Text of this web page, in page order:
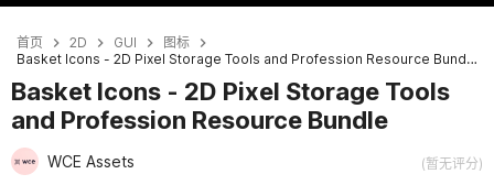
首页 2D GUI
图标
Basket Icons - 2D Pixel Storage Tools and Profession Resource Bundle
Basket Icons - 2D Pixel Storage Tools
and Profession Resource Bundle
WCE Assets (暂无评分)